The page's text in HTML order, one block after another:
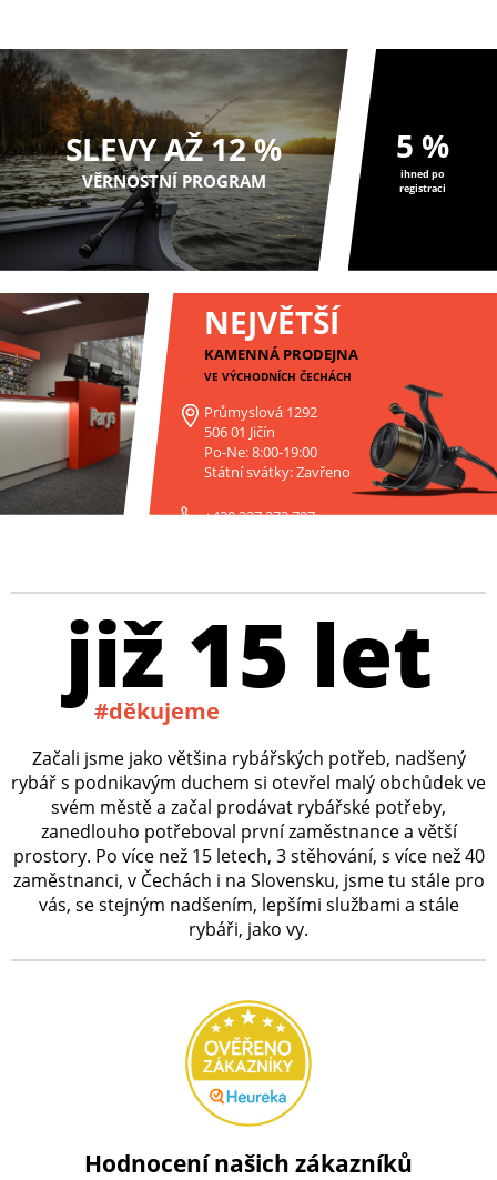
SLEVY AŽ 12 %
VĚRNOSTNÍ PROGRAM
5 %
ihned po
registraci
NEJVĚTŠÍ
KAMENNÁ PRODEJNA
VE VÝCHODNÍCH ČECHÁCH
Průmyslová 1292
506 01 Jičín
Po-Ne: 8:00-19:00
Státní svátky: Zavřeno
+420 227 272 797
již 15 let
#děkujeme
Začali jsme jako většina rybářských potřeb, nadšený
rybář s podnikavým duchem si otevřel malý obchůdek ve
svém městě a začal prodávat rybářské potřeby,
zanedlouho potřeboval první zaměstnance a větší
prostory. Po více než 15 letech, 3 stěhování, s více než 40
zaměstnanci, v Čechách i na Slovensku, jsme tu stále pro
vás, se stejným nadšením, lepšími službami a stále
rybáři, jako vy.
Hodnocení našich zákazníků